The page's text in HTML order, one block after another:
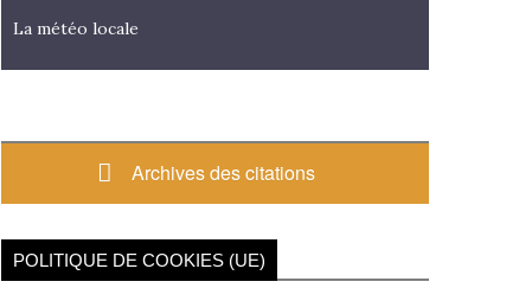
La météo locale
Archives des citations
POLITIQUE DE COOKIES (UE)